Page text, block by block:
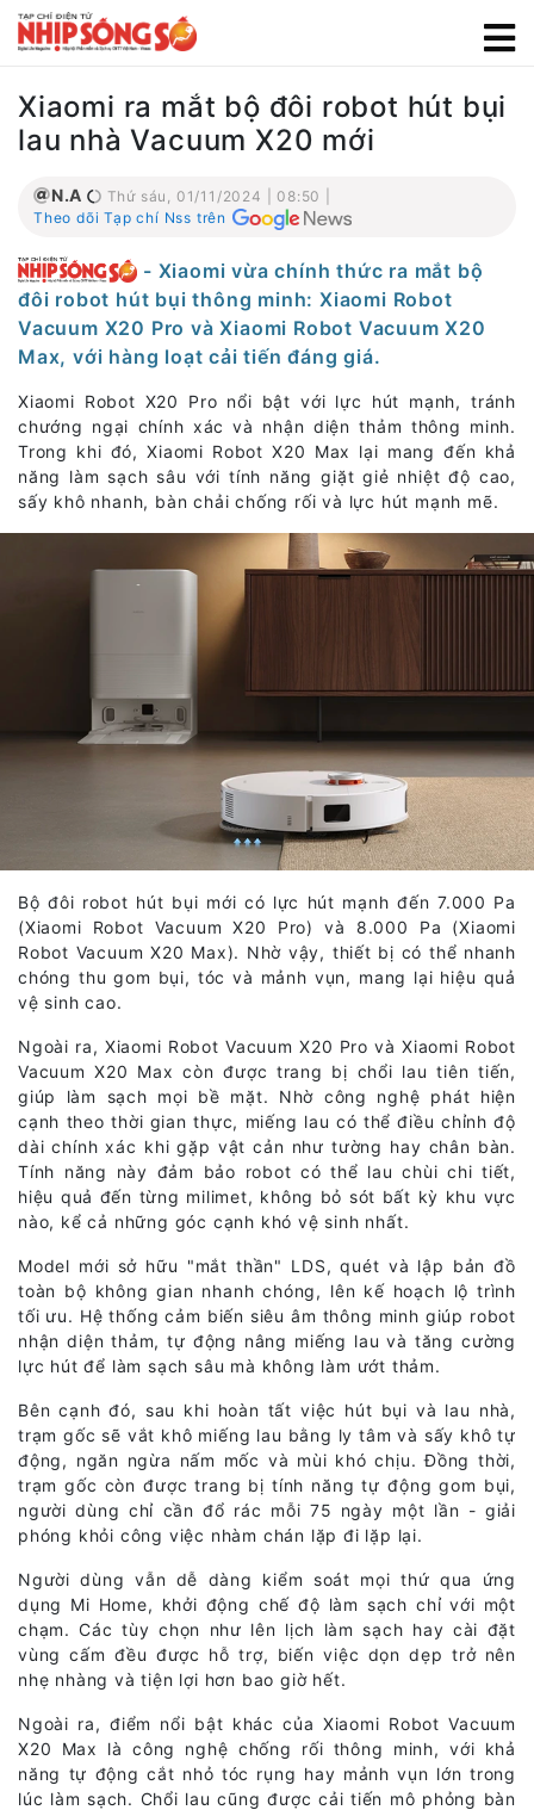
Xiaomi ra mắt bộ đôi robot hút bụi
lau nhà Vacuum X20 mới
N.A
Thứ sáu, 01/11/2024 | 08:50 |
Theo dõi Tạp chí Nss trên
- Xiaomi vừa chính thức ra mắt bộ
đôi robot hút bụi thông minh: Xiaomi Robot
Vacuum X20 Pro và Xiaomi Robot Vacuum X20
Max, với hàng loạt cải tiến đáng giá.
Xiaomi Robot X20 Pro nổi bật với lực hút mạnh, tránh
chướng ngại chính xác và nhận diện thảm thông minh.
Trong khi đó, Xiaomi Robot X20 Max lại mang đến khả
năng làm sạch sâu với tính năng giặt giẻ nhiệt độ cao,
sấy khô nhanh, bàn chải chống rối và lực hút mạnh mẽ.
Bộ đôi robot hút bụi mới có lực hút mạnh đến 7.000 Pa
(Xiaomi Robot Vacuum X20 Pro) và 8.000 Pa (Xiaomi
Robot Vacuum X20 Max). Nhờ vậy, thiết bị có thể nhanh
chóng thu gom bụi, tóc và mảnh vụn, mang lại hiệu quả
vệ sinh cao.
Ngoài ra, Xiaomi Robot Vacuum X20 Pro và Xiaomi Robot
Vacuum X20 Max còn được trang bị chổi lau tiên tiến,
giúp làm sạch mọi bề mặt. Nhờ công nghệ phát hiện
cạnh theo thời gian thực, miếng lau có thể điều chỉnh độ
dài chính xác khi gặp vật cản như tường hay chân bàn.
Tính năng này đảm bảo robot có thể lau chùi chi tiết,
hiệu quả đến từng milimet, không bỏ sót bất kỳ khu vực
nào, kể cả những góc cạnh khó vệ sinh nhất.
Model mới sở hữu "mắt thần" LDS, quét và lập bản đồ
toàn bộ không gian nhanh chóng, lên kế hoạch lộ trình
tối ưu. Hệ thống cảm biến siêu âm thông minh giúp robot
nhận diện thảm, tự động nâng miếng lau và tăng cường
lực hút để làm sạch sâu mà không làm ướt thảm.
Bên cạnh đó, sau khi hoàn tất việc hút bụi và lau nhà,
trạm gốc sẽ vắt khô miếng lau bằng ly tâm và sấy khô tự
động, ngăn ngừa nấm mốc và mùi khó chịu. Đồng thời,
trạm gốc còn được trang bị tính năng tự động gom bụi,
người dùng chỉ cần đổ rác mỗi 75 ngày một lần - giải
phóng khỏi công việc nhàm chán lặp đi lặp lại.
Người dùng vẫn dễ dàng kiểm soát mọi thứ qua ứng
dụng Mi Home, khởi động chế độ làm sạch chỉ với một
chạm. Các tùy chọn như lên lịch làm sạch hay cài đặt
vùng cấm đều được hỗ trợ, biến việc dọn dẹp trở nên
nhẹ nhàng và tiện lợi hơn bao giờ hết.
Ngoài ra, điểm nổi bật khác của Xiaomi Robot Vacuum
X20 Max là công nghệ chống rối thông minh, với khả
năng tự động cắt nhỏ tóc rụng hay mảnh vụn lớn trong
lúc làm sạch. Chổi lau cũng được cải tiến mô phỏng bàn